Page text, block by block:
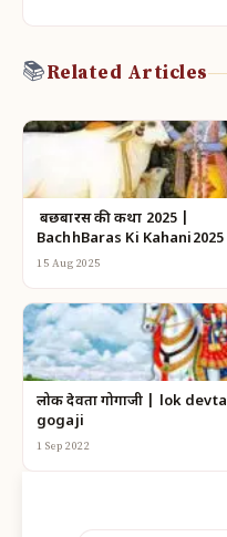
📚Related Articles
बछबारस की कथा 2025 |
BachhBaras Ki Kahani2025
15 Aug 2025
लोक देवता गोगाजी | lok devta
gogaji
1 Sep 2022